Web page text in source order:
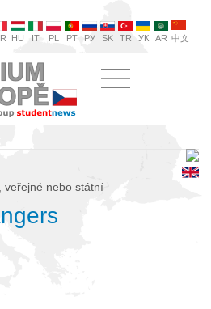
HU IT PL PT РУ SK TR УК AR 中文
veřejné nebo státní